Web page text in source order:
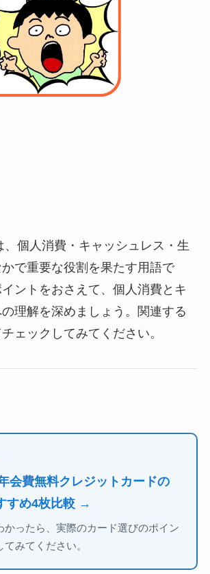
、個人消費・キャッシュレス・生
で重要な役割を果たす用語で
ントをおさえて、個人消費とキ
理解を深めましょう。関連する
ェックしてみてください。
会費無料クレジットカードの
すめ4枚比較 →
かったら、実際のカード選びのポイン
てみてください。